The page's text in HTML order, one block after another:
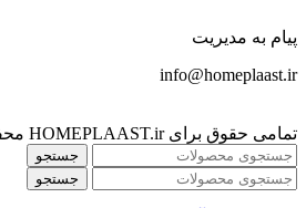
پیام به مدیریت
info@homeplaast.ir
تمامی حقوق برای HOMEPLAAST.ir محفوظ است.
جستجو
جستجو